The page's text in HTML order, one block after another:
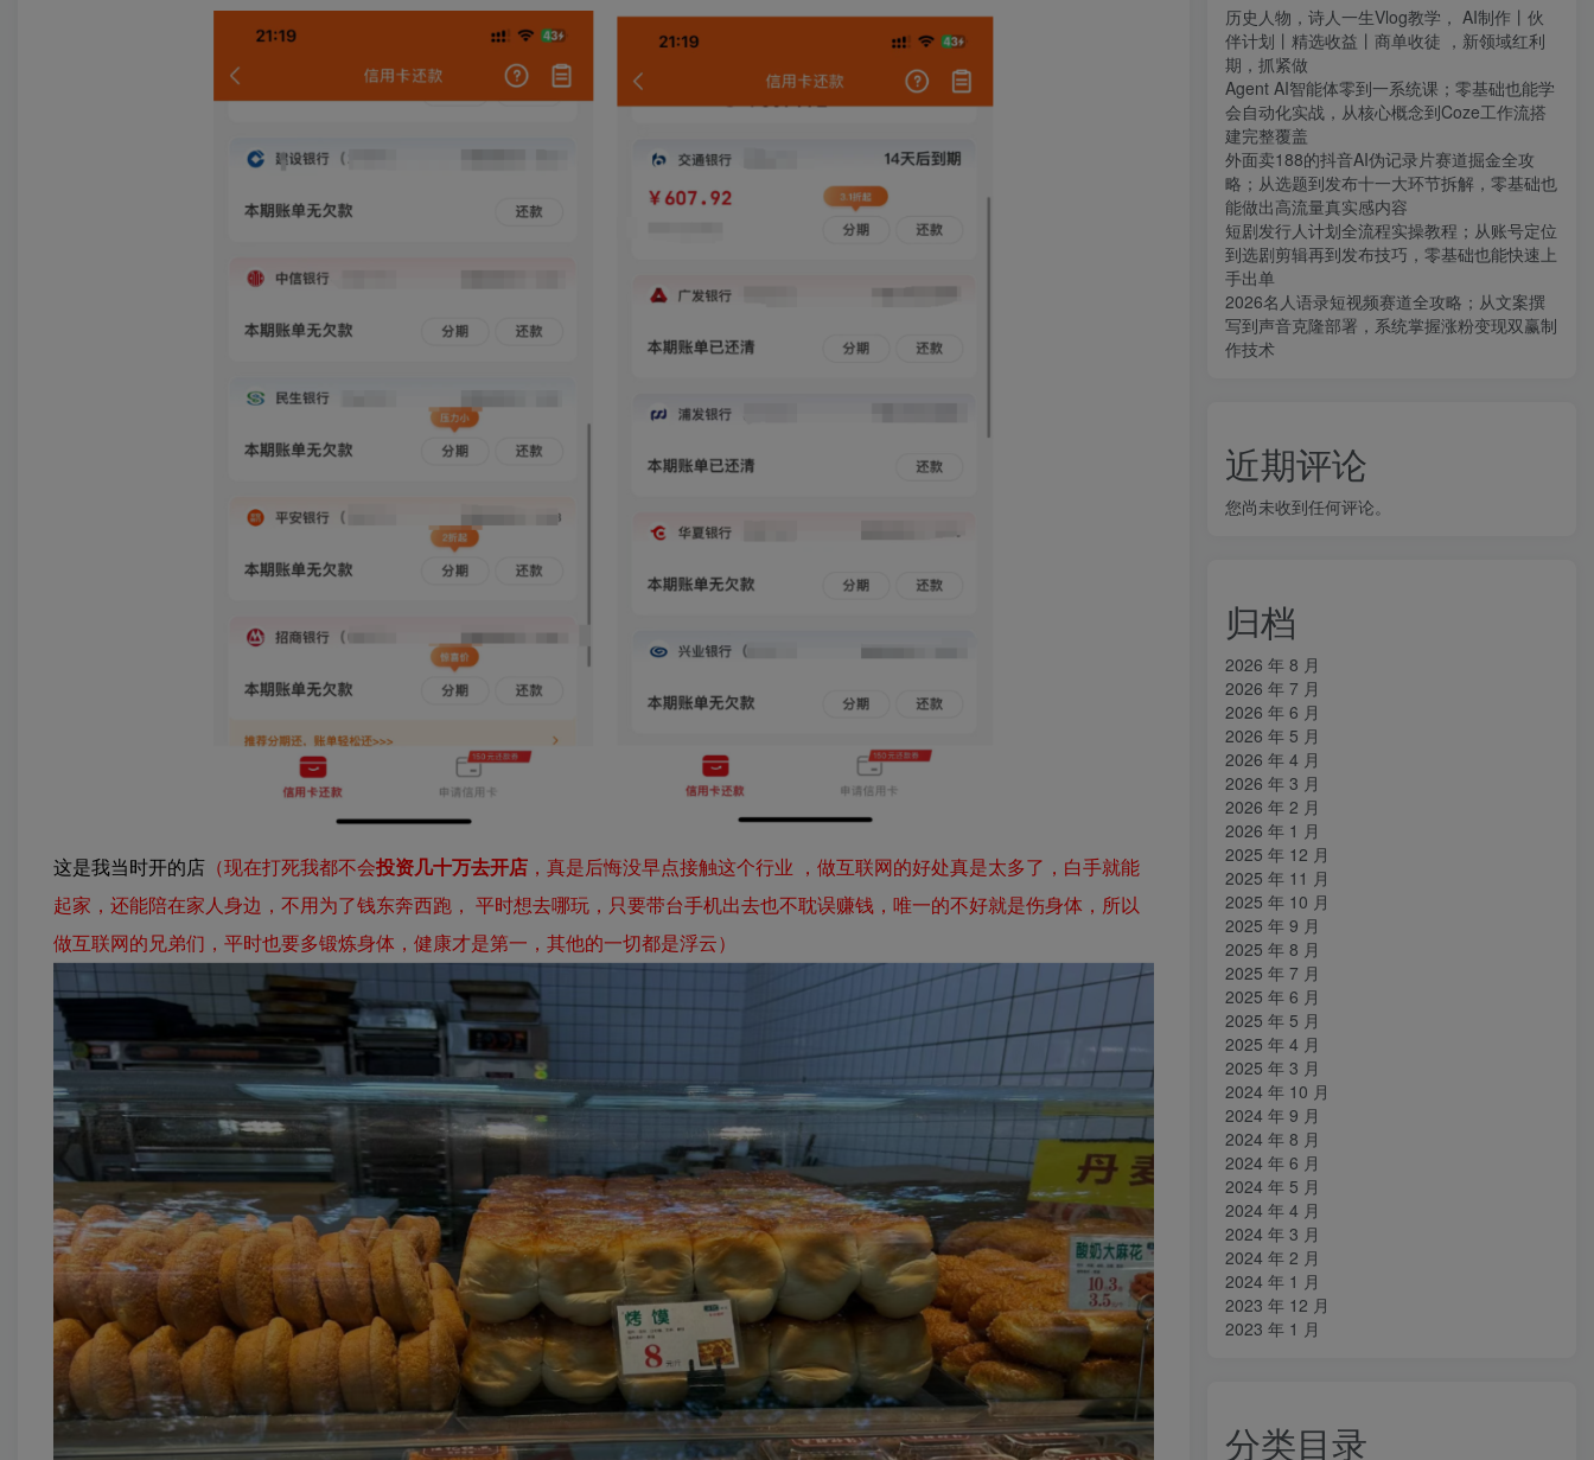
这是我当时开的店 （现在打死我都不会投资几十万去开店 ，真是后悔没早点接触这个行业 ，做互联网的好处真是太多了，白手就能
起家，还能陪在家人身边，不用为了钱东奔西跑， 平时想去哪玩，只要带台手机出去也不耽误赚钱，唯一的不好就是伤身体，所以
做互联网的兄弟们，平时也要多锻炼身体，健康才是第一，其他的一切都是浮云）
历史人物，诗人一生Vlog教学， AI制作丨伙
伴计划丨精选收益丨商单收徒 ，新领域红利
期，抓紧做
Agent AI智能体零到一系统课；零基础也能学
会自动化实战，从核心概念到Coze工作流搭
建完整覆盖
外面卖188的抖音AI伪记录片赛道掘金全攻
略；从选题到发布十一大环节拆解，零基础也
能做出高流量真实感内容
短剧发行人计划全流程实操教程；从账号定位
到选剧剪辑再到发布技巧，零基础也能快速上
手出单
2026名人语录短视频赛道全攻略；从文案撰
写到声音克隆部署，系统掌握涨粉变现双赢制
作技术
近期评论
您尚未收到任何评论。
归档
2026 年 8 月
2026 年 7 月
2026 年 6 月
2026 年 5 月
2026 年 4 月
2026 年 3 月
2026 年 2 月
2026 年 1 月
2025 年 12 月
2025 年 11 月
2025 年 10 月
2025 年 9 月
2025 年 8 月
2025 年 7 月
2025 年 6 月
2025 年 5 月
2025 年 4 月
2025 年 3 月
2024 年 10 月
2024 年 9 月
2024 年 8 月
2024 年 6 月
2024 年 5 月
2024 年 4 月
2024 年 3 月
2024 年 2 月
2024 年 1 月
2023 年 12 月
2023 年 1 月
分类目录